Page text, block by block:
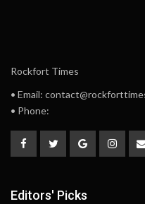
Rockfort Times
• Email:
• Phone:
Editors' Picks